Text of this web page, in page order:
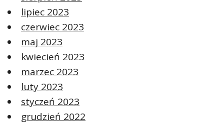
lipiec 2023
czerwiec 2023
maj 2023
kwiecień 2023
marzec 2023
luty 2023
styczeń 2023
grudzień 2022